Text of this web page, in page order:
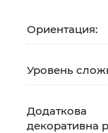
Ориентация:
Уровень
Додаткова
декоративна